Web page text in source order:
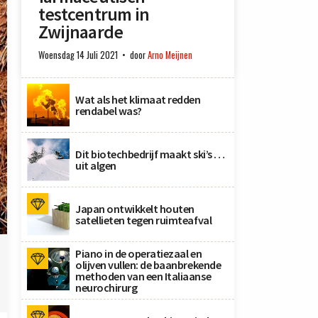
testcentrum in
Zwijnaarde
Woensdag 14 Juli 2021 doorArno Meijnen
Wat als het klimaat redden
rendabel was?
Dit biotechbedrijf maakt ski’s …
uit algen
Japan ontwikkelt houten
satellieten tegen ruimteafval
Piano in de operatiezaal en
olijven vullen: de baanbrekende
methoden van een Italiaanse
neurochirurg